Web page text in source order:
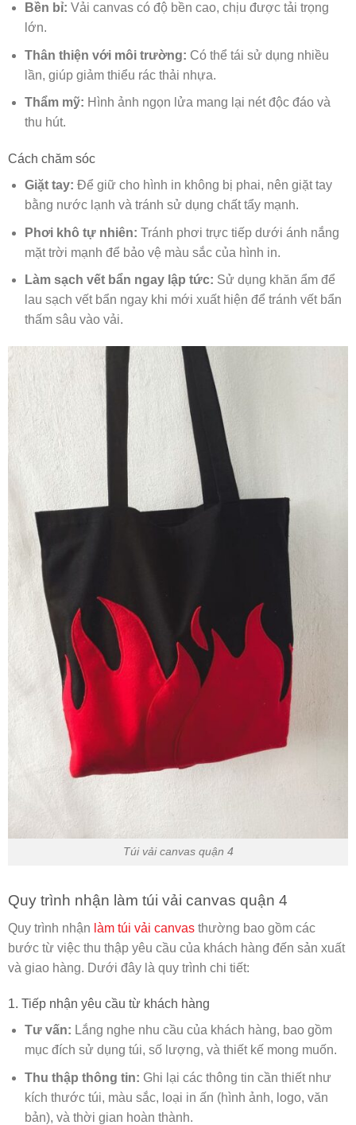
Bền bỉ: Vải canvas có độ bền cao, chịu được tải trọng
lớn.
Thân thiện với môi trường: Có thể tái sử dụng nhiều
lần, giúp giảm thiểu rác thải nhựa.
Thẩm mỹ: Hình ảnh ngọn lửa mang lại nét độc đáo và
thu hút.
Cách chăm sóc
Giặt tay: Để giữ cho hình in không bị phai, nên giặt tay
bằng nước lạnh và tránh sử dụng chất tẩy mạnh.
Phơi khô tự nhiên: Tránh phơi trực tiếp dưới ánh nắng
mặt trời mạnh để bảo vệ màu sắc của hình in.
Làm sạch vết bẩn ngay lập tức: Sử dụng khăn ẩm để
lau sạch vết bẩn ngay khi mới xuất hiện để tránh vết bẩn
thấm sâu vào vải.
Túi vải canvas quận 4
Quy trình nhận làm túi vải canvas quận 4
Quy trình nhận làm túi vải canvas thường bao gồm các
bước từ việc thu thập yêu cầu của khách hàng đến sản xuất
và giao hàng. Dưới đây là quy trình chi tiết:
1. Tiếp nhận yêu cầu từ khách hàng
Tư vấn: Lắng nghe nhu cầu của khách hàng, bao gồm
mục đích sử dụng túi, số lượng, và thiết kế mong muốn.
Thu thập thông tin: Ghi lại các thông tin cần thiết như
kích thước túi, màu sắc, loại in ấn (hình ảnh, logo, văn
bản), và thời gian hoàn thành.